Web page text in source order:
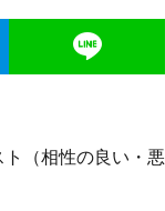
（相性の良い・悪